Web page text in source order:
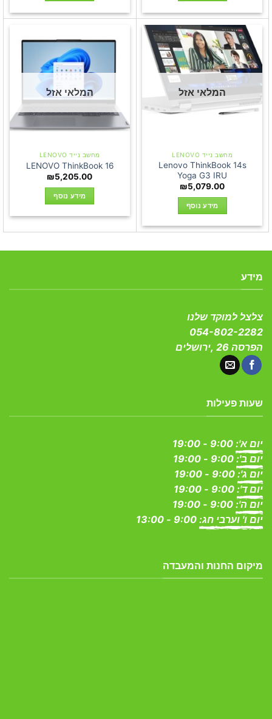
המלאי אזל
מחשב נייד LENOVO
Lenovo ThinkBook 14s
Yoga G3 IRU
₪5,079.00
מידע נוסף
המלאי אזל
מחשב נייד LENOVO
LENOVO ThinkBook 16
₪5,205.00
מידע נוסף
מידע
צלצל למוקד שלנו
054-802-2282
הפרסה 26 ,ירושלים
שעות פעילות
יום א':
יום ב':
יום ג':
יום ד':
יום ה':
יום ו' וערבי חג:
מיקום החנות והמעבדה